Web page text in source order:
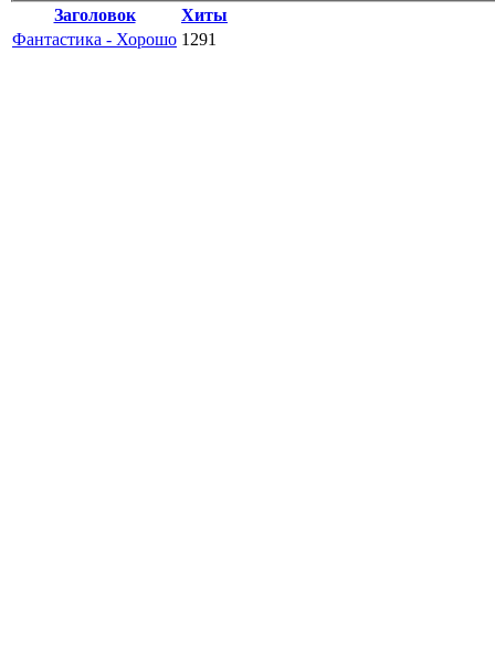
Заголовок
Хиты
Фантастика - Хорошо 1291